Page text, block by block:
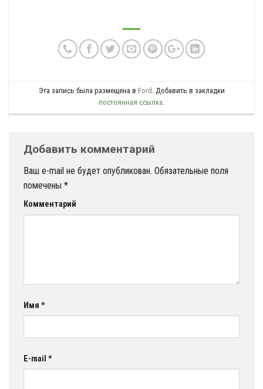
Эта запись была размещена в Ford . Добавить в закладки
постоянная ссылка.
Добавить комментарий
Ваш e-mail не будет опубликован. Обязательные поля
помечены *
Комментарий
Имя *
E-mail *